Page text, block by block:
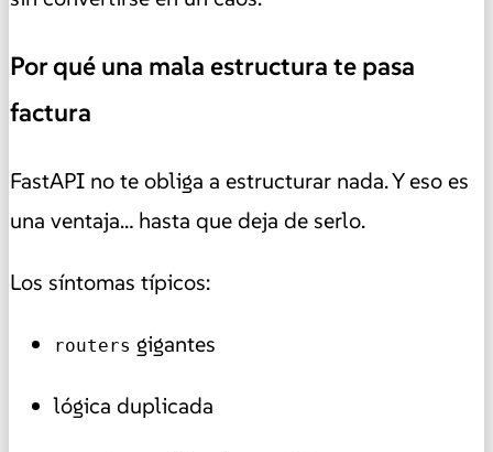
Por qué una mala estructura te pasa
factura
FastAPI no te obliga a estructurar nada. Y eso es
una ventaja… hasta que deja de serlo.
Los síntomas típicos:
routers gigantes
lógica duplicada